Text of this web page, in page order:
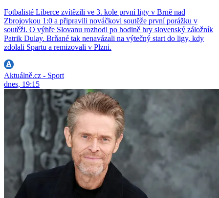
Fotbalisté Liberce zvítězili ve 3. kole první ligy v Brně nad
Zbrojovkou 1:0 a připravili nováčkovi soutěže první porážku v
soutěži. O výhře Slovanu rozhodl po hodině hry slovenský záložník
Patrik Dulay. Brňané tak nenavázali na výtečný start do ligy, kdy
zdolali Spartu a remizovali v Plzni.
Aktuálně.cz - Sport
dnes, 19:15